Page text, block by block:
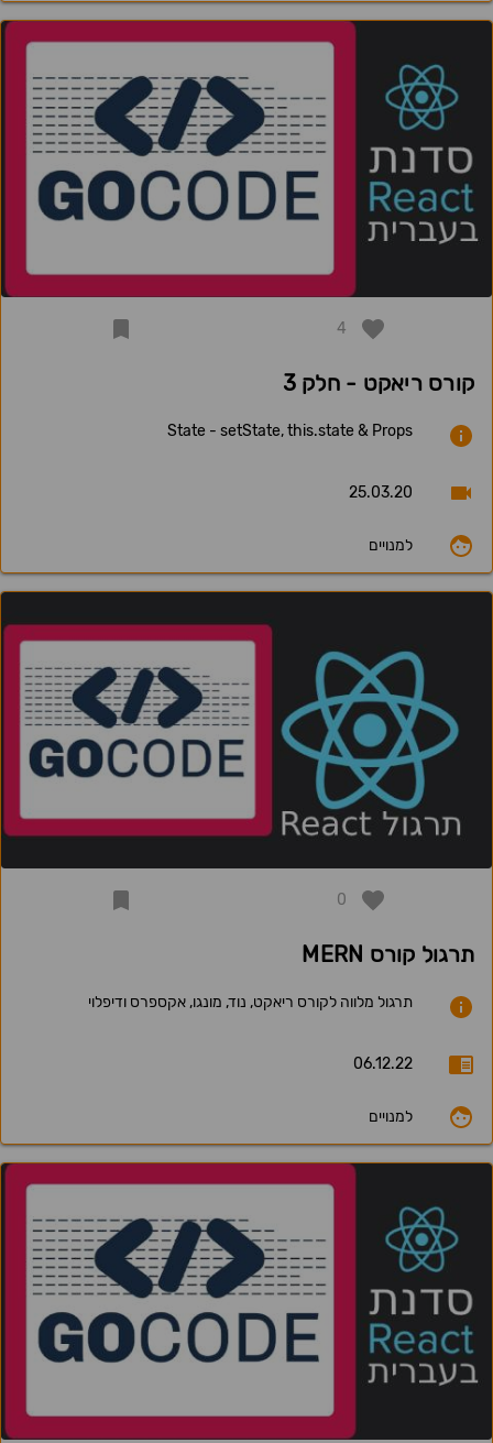
4
קורס ריאקט - חלק 3
State - setState, this.state & Props
25.03.20
למנויים
0
תרגול קורס MERN
תרגול מלווה לקורס ריאקט, נוד, מונגו, אקספרס ודיפלוי
06.12.22
למנויים